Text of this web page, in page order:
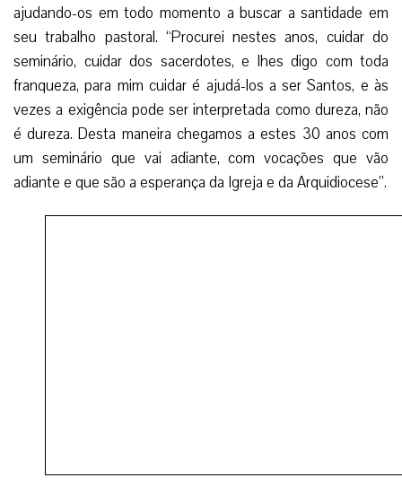
ajudando-os em todo momento a buscar a santidade em
seu trabalho pastoral. “Procurei nestes anos, cuidar do
seminário, cuidar dos sacerdotes, e lhes digo com toda
franqueza, para mim cuidar é ajudá-los a ser Santos, e às
vezes a exigência pode ser interpretada como dureza, não
é dureza. Desta maneira chegamos a estes 30 anos com
um seminário que vai adiante, com vocações que vão
adiante e que são a esperança da Igreja e da Arquidiocese”.